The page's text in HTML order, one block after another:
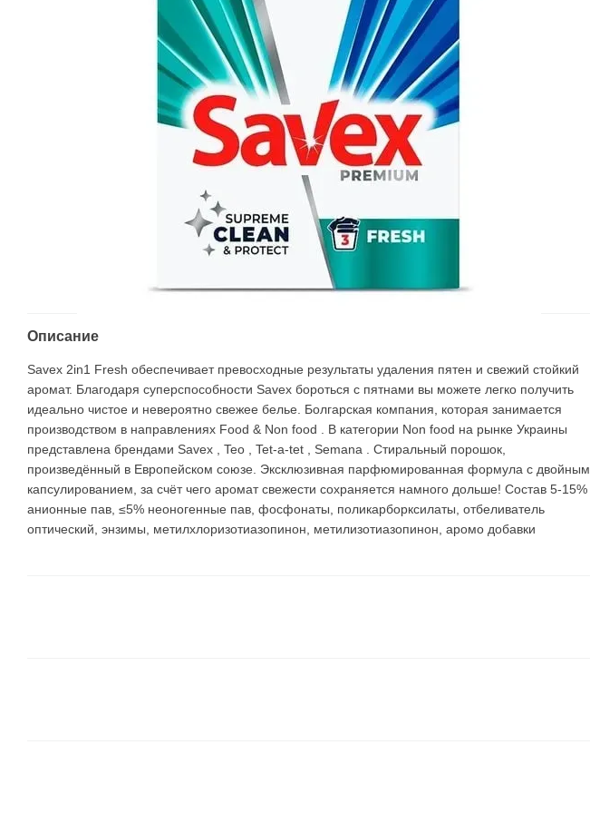
Описание
Savex 2in1 Fresh обеспечивает превосходные результаты удаления пятен и свежий стойкий
аромат. Благодаря суперспособности Savex бороться с пятнами вы можете легко получить
идеально чистое и невероятно свежее белье. Болгарская компания, которая занимается
производством в направлениях Food & Non food . В категории Non food на рынке Украины
представлена брендами Savex , Teo , Tet-a-tet , Semana . Стиральный порошок,
произведённый в Европейском союзе. Эксклюзивная парфюмированная формула с двойным
капсулированием, за счёт чего аромат свежести сохраняется намного дольше! Состав 5-15%
анионные пав, ≤5% неоногенные пав, фосфонаты, поликарборксилаты, отбеливатель
оптический, энзимы, метилхлоризотиазопинон, метилизотиазопинон, аромо добавки